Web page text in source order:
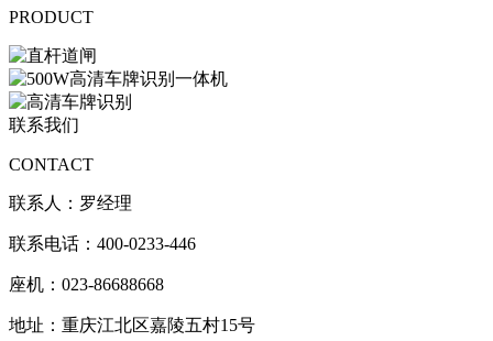
PRODUCT
联系我们
CONTACT
联系人：罗经理
联系电话：400-0233-446
座机：023-86688668
地址：重庆江北区嘉陵五村15号